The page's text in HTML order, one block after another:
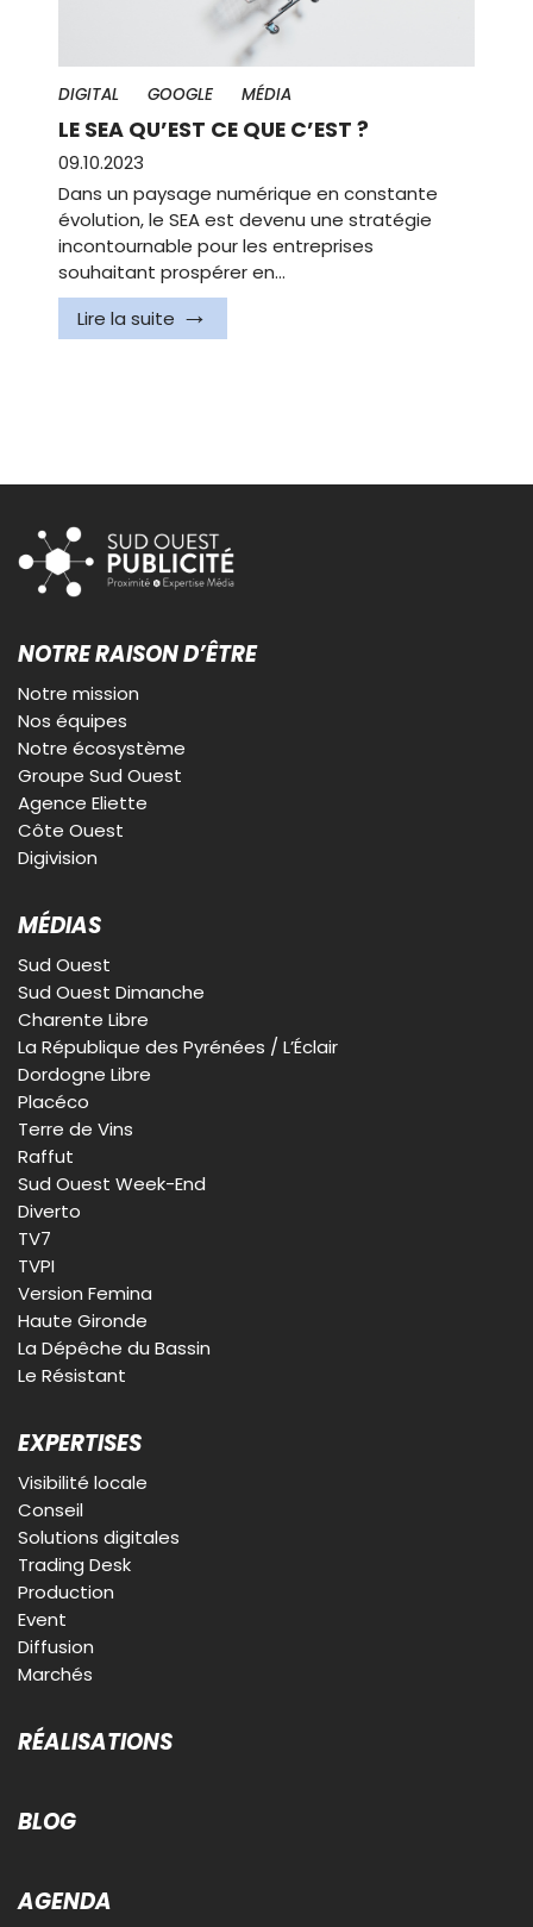
DIGITAL GOOGLE MÉDIA
LE SEA QU’EST CE QUE C’EST ?
09.10.2023
Dans un paysage numérique en constante
évolution, le SEA est devenu une stratégie
incontournable pour les entreprises
souhaitant prospérer en…
Lire la suite
NOTRE RAISON D’ÊTRE
Notre mission
Nos équipes
Notre écosystème
Groupe Sud Ouest
Agence Eliette
Côte Ouest
Digivision
MÉDIAS
Sud Ouest
Sud Ouest Dimanche
Charente Libre
La République des Pyrénées / L’Éclair
Dordogne Libre
Placéco
Terre de Vins
Raffut
Sud Ouest Week-End
Diverto
TV7
TVPI
Version Femina
Haute Gironde
La Dépêche du Bassin
Le Résistant
EXPERTISES
Visibilité locale
Conseil
Solutions digitales
Trading Desk
Production
Event
Diffusion
Marchés
RÉALISATIONS
BLOG
AGENDA